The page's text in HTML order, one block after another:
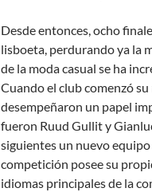
Desde entonces, ocho
lisboeta, perdurando ya la
de la moda casual se ha
Cuando el club comenzó
desempeñaron un papel
fueron Ruud Gullit y
siguientes un nuevo
competición posee su
idiomas principales de la